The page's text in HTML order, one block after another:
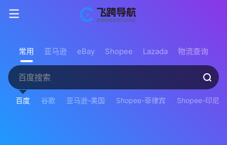
常用 亚马逊 eBay Shopee Lazada 物流查询
百度 谷歌 亚马逊-美国 Shopee-菲律宾 Shopee-印尼